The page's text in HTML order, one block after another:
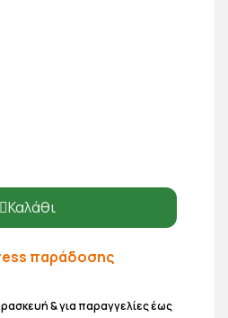
Καλάθι
παράδοσης
& για παραγγελίες έως